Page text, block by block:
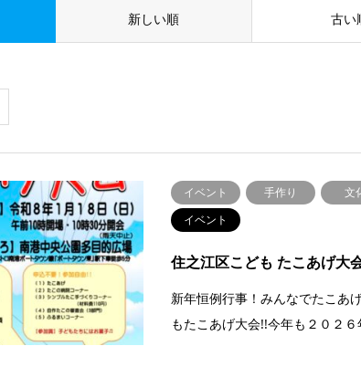
新しい順 古い
イベント 手作り 文
イベント
住之江区こども たこあげ
新年恒例行事！みんなでたこあ
もたこあげ大会!!今年も２０２